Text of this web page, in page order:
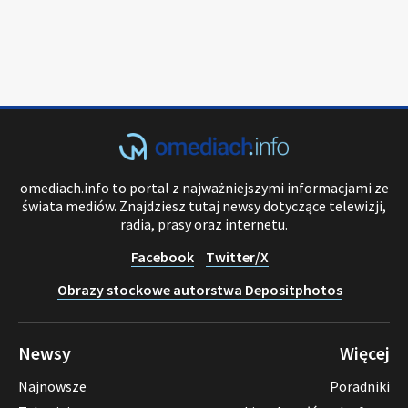
omediach.info to portal z najważniejszymi informacjami ze
świata mediów. Znajdziesz tutaj newsy dotyczące telewizji,
radia, prasy oraz internetu.
Facebook
Twitter/X
Obrazy stockowe autorstwa Depositphotos
Newsy
Najnowsze
Więcej
Poradniki